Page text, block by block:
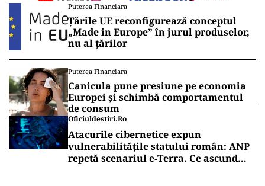
Puterea Financiara
Țările UE reconfigurează conceptul
„Made in Europe” în jurul produselor,
nu al țărilor
Puterea Financiara
Canicula pune presiune pe economia
Europei și schimbă comportamentul
de consum
Oficiuldestiri.ro
Atacurile cibernetice expun
vulnerabilitățile statului român: ANP
repetă scenariul e‑Terra. Ce ascund